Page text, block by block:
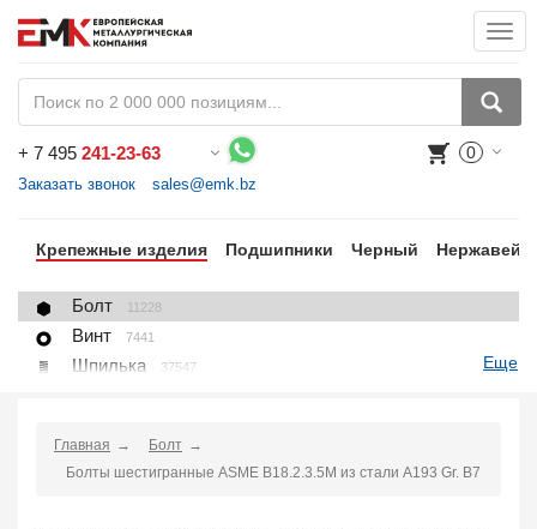
+ 7 495 241-23-63
Заказать звонок sales@emk.bz
0
Крепежные изделия Подшипники Черный
Болт 11228
Винт 7441
Шпилька 37547
Пробка, вставка
U-болт (хомут)
Еще
Главная
Болт
Болты шестигранные ASME B18.2.3.5M из стали A193 Gr. B7